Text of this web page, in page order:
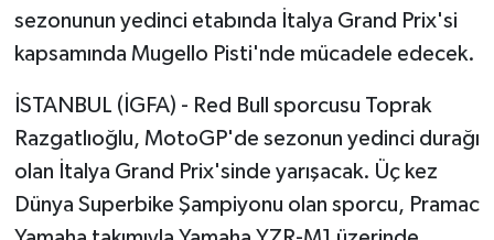
sezonunun yedinci etabında İtalya Grand Prix'si
kapsamında Mugello Pisti'nde mücadele edecek.
İSTANBUL (İGFA) - Red Bull sporcusu Toprak
Razgatlıoğlu, MotoGP'de sezonun yedinci durağı
olan İtalya Grand Prix'sinde yarışacak. Üç kez
Dünya Superbike Şampiyonu olan sporcu, Pramac